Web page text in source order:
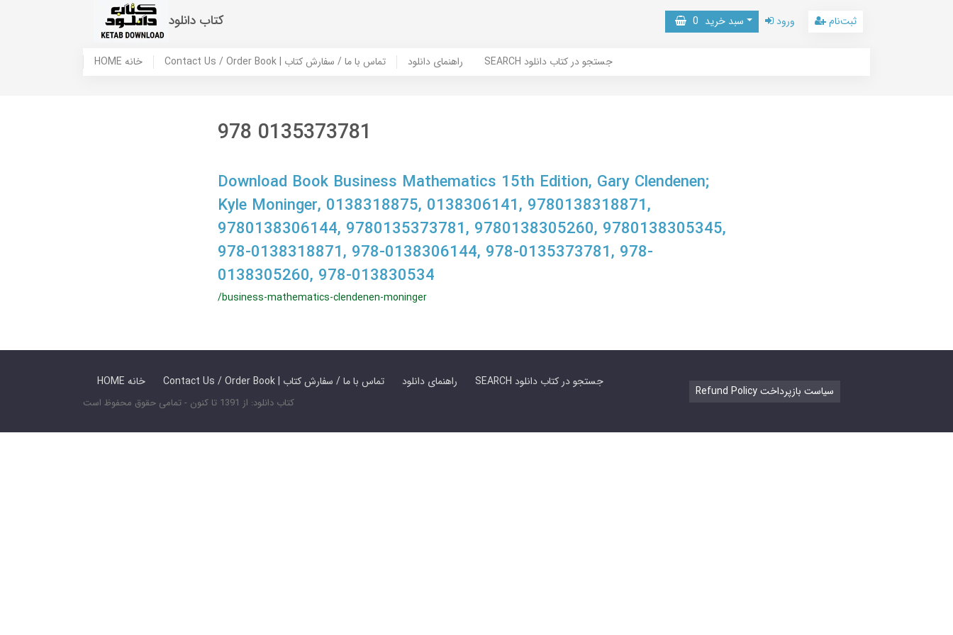
کتاب دانلود سبد خرید 0 ورود ثبت‌نام
HOME خانه Contact Us / Order Book | تماس با ما / سفارش کتاب راهنمای دانلود SEARCH جستجو در کتاب دانلود
978 0135373781
Download Book Business Mathematics 15th Edition, Gary Clendenen;
Kyle Moninger, 0138318875, 0138306141, 9780138318871,
9780138306144, 9780135373781, 9780138305260, 9780138305345,
978-0138318871, 978-0138306144, 978-0135373781, 978-
0138305260, 978-013830534
/business-mathematics-clendenen-moninger
HOME خانه Contact Us / Order Book | تماس با ما / سفارش کتاب راهنمای دانلود SEARCH جستجو در کتاب دانلود
کتاب دانلود: از 1391 تا کنون - تمامی حقوق محفوظ است
Refund Policy سیاست بازپرداخت